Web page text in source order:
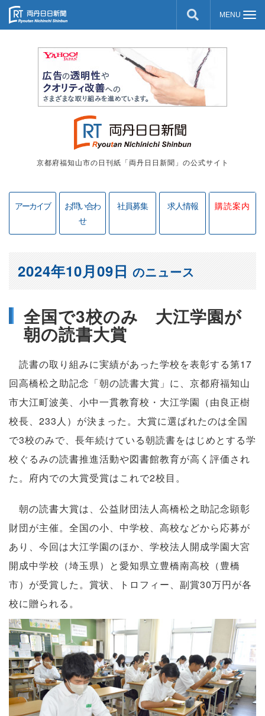
京都府福知山市の日刊紙「両丹日日新聞」の公式サイト
アーカイブ
お問い合わ
せ
社員募集 求人情報 購読案内
全国で3校のみ 大江学園が
朝の読書大賞
2024年10月09日のニュース
読書の取り組みに実績があった学校を表彰する第17
回高橋松之助記念「朝の読書大賞」に、京都府福知山
市大江町波美、小中一貫教育校・大江学園（由良正樹
校長、233人）が決まった。大賞に選ばれたのは全国
で3校のみで、長年続けている朝読書をはじめとする学
校ぐるみの読書推進活動や図書館教育が高く評価され
た。府内での大賞受賞はこれで2校目。
朝の読書大賞は、公益財団法人高橋松之助記念顕彰
財団が主催。全国の小、中学校、高校などから応募が
あり、今回は大江学園のほか、学校法人開成学園大宮
開成中学校（埼玉県）と愛知県立豊橋南高校（豊橋
市）が受賞した。賞状、トロフィー、副賞30万円が各
校に贈られる。